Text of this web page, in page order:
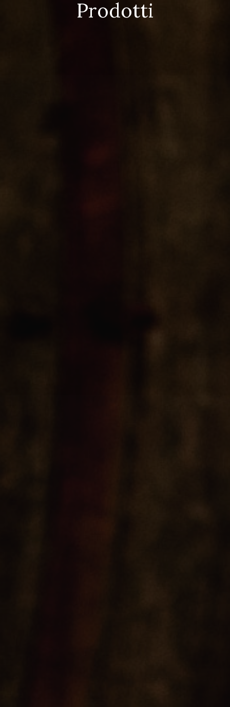
Prodotti